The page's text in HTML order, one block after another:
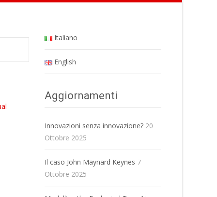
Italiano
English
Aggiornamenti
Innovazioni senza innovazione? 20
Ottobre 2025
Il caso John Maynard Keynes 7
Ottobre 2025